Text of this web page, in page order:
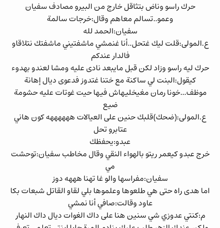
حرك راسو وناض بتثاقل خارج من البيرو مصادف سفيان
وعمو..تسالم معاهم وقال:خرجات سالمة
سفيان:الحمد لله
ع.المولى:قلت ليك غتحل..أنا غنمشي ماشفتيني ماشفتك نتلاقاو
فالدار عندكم
حرك ليه راسو وزاد لكن قبل مايبعد نادى عليه ومشا لعندو بهدوء
كيقول:البنت لي ساكنة مع ختنا غتدوز فدعوى ديال إهانة
موظف...خونا رمان مغيخليهاش فيها حيت غوتات عليه حشومة
ضيع
ع.المولى:(ضحك)قلبك حنين على العيالات ههههههه كون هاني
عتابرو تحل
عبدو:يحفظك
خرج عبدو كيعمر ريتو بالهواء النقي وقال مخاطب سفيان:توحشت
مي
سفيان:مفراسها والو غا تهنا هههه دوز
اما هدى راه حتى هي طلعوها وعلموها بلي لقاو القاتل شبعات بكا
عاود وقالت:صافي أنا نمشي
م:كنتي عدوزي شي سنين هنا على داك الغوات ديال داك النهار